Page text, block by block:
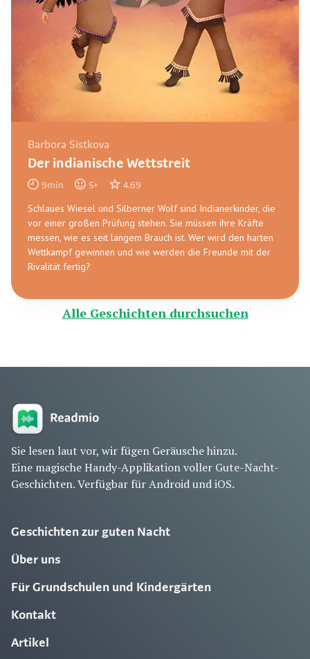
Barbora Sistkova
Der indianische Wettstreit
9min 5+ 4.69
Schlaues Wiesel und Silberner Wolf sind Indianerkinder, die
vor einer großen Prüfung stehen. Sie müssen ihre Kräfte
messen, wie es seit langem Brauch ist. Wer wird den harten
Wettkampf gewinnen und wie werden die Freunde mit der
Rivalität fertig?
Alle Geschichten durchsuchen
Sie lesen laut vor, wir fügen Geräusche hinzu.
Eine magische Handy-Applikation voller Gute-Nacht-
Geschichten. Verfügbar für Android und iOS.
Geschichten zur guten Nacht
Über uns
Für Grundschulen und Kindergärten
Kontakt
Artikel